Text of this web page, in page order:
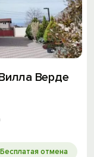
Верде
Бесплатая отмена